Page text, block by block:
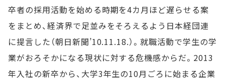
卒者の採用活動を始める時期を4カ月ほど遅らせる案
をまとめ、経済界で足並みをそろえるよう日本経団連
に提言した（朝日新聞’10.11.18.）。就職活動で学生の学
業がおろそかになる現状に対する危機感からだ。2013
年入社の新卒から、大学3年生の10月ごろに始まる企業